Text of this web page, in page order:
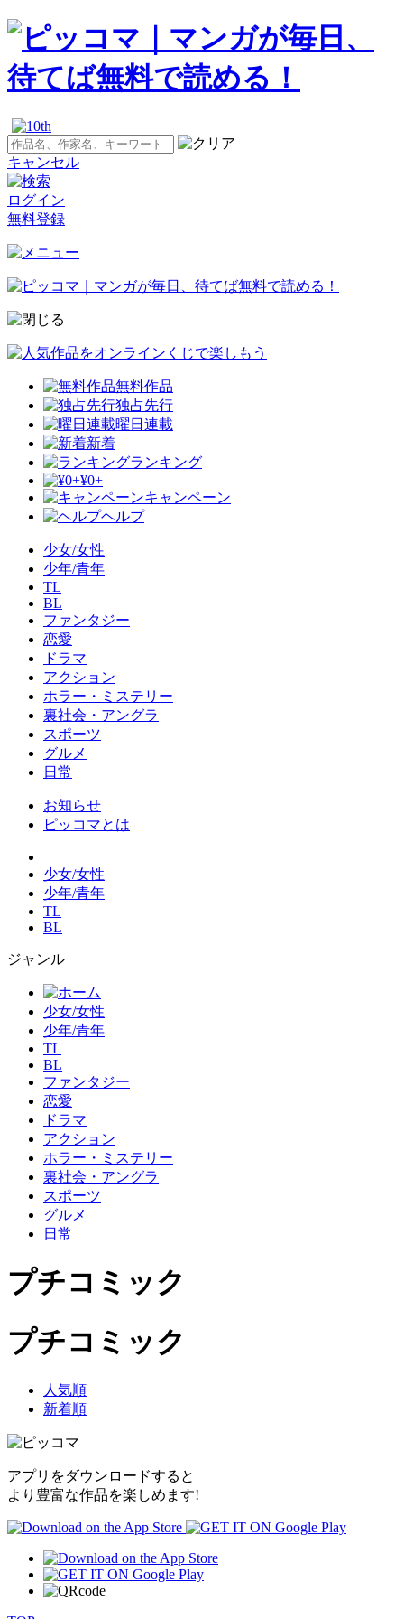
キャンセル
ログイン
無料登録
無料作品
独占先行
曜日連載
新着
ランキング
¥0+
キャンペーン
ヘルプ
少女/女性
少年/青年
TL
BL
ファンタジー
恋愛
ドラマ
アクション
ホラー・ミステリー
裏社会・アングラ
スポーツ
グルメ
日常
お知らせ
ピッコマとは
少女/女性
少年/青年
TL
BL
ジャンル
少女/女性
少年/青年
TL
BL
ファンタジー
恋愛
ドラマ
アクション
ホラー・ミステリー
裏社会・アングラ
スポーツ
グルメ
日常
プチコミック
プチコミック
人気順
新着順
アプリをダウンロードすると
より豊富な作品を楽しめます!